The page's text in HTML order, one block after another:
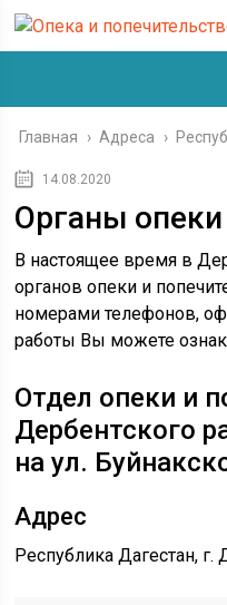
Главная › Адреса ›
14.08.2020
Органы
В настоящее время в
органов опеки и
номерами телефонов,
работы Вы можете
Отдел опеки и
Дербентского
на ул.
Адрес
Республика Дагестан, г.